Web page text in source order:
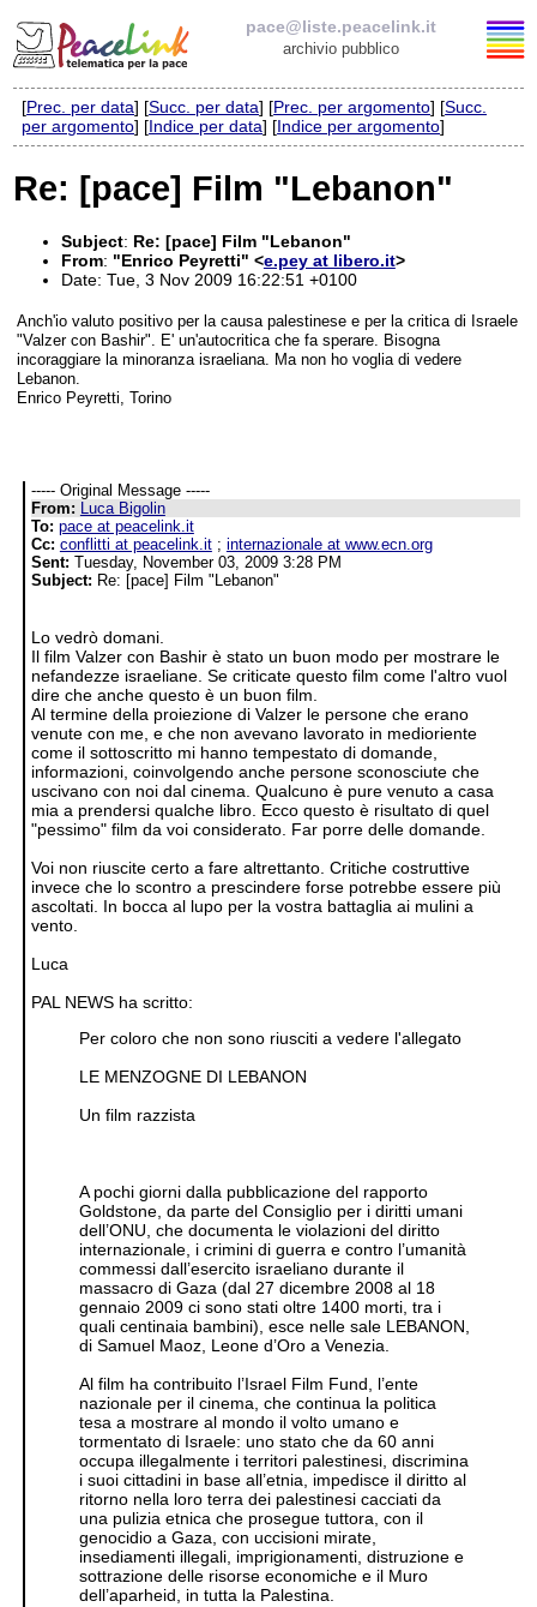
pace@liste.peacelink.it
archivio pubblico
Elenco delle liste
Policy delle liste di PeaceLink
Informativa sulla privacy
Richieste di rimozione
[Prec. per data] [Succ. per data] [Prec. per argomento] [Succ.
per argomento] [Indice per data] [Indice per argomento]
Re: [pace] Film "Lebanon"
Subject: Re: [pace] Film "Lebanon"
From: "Enrico Peyretti" <e.pey at libero.it>
Date: Tue, 3 Nov 2009 16:22:51 +0100
Anch'io valuto positivo per la causa palestinese e per la critica di Israele
"Valzer con Bashir". E' un'autocritica che fa sperare. Bisogna
incoraggiare la minoranza israeliana. Ma non ho voglia di vedere
Lebanon.
Enrico Peyretti, Torino
----- Original Message -----
From:
Luca Bigolin
To: pace at peacelink.it
Cc: conflitti at peacelink.it; internazionale at www.ecn.org
Sent: Tuesday, November 03, 2009 3:28 PM
Subject: Re: [pace] Film "Lebanon"
Lo vedrò domani.
Il film Valzer con Bashir è stato un buon modo per mostrare le
nefandezze israeliane. Se criticate questo film come l'altro vuol
dire che anche questo è un buon film.
Al termine della proiezione di Valzer le persone che erano
venute con me, e che non avevano lavorato in medioriente
come il sottoscritto mi hanno tempestato di domande,
informazioni, coinvolgendo anche persone sconosciute che
uscivano con noi dal cinema. Qualcuno è pure venuto a casa
mia a prendersi qualche libro. Ecco questo è risultato di quel
"pessimo" film da voi considerato. Far porre delle domande.
Voi non riuscite certo a fare altrettanto. Critiche costruttive
invece che lo scontro a prescindere forse potrebbe essere più
ascoltati. In bocca al lupo per la vostra battaglia ai mulini a
vento.
Luca
PAL NEWS ha scritto:
Per coloro che non sono riusciti a vedere l'allegato
LE MENZOGNE DI LEBANON
Un film razzista
A pochi giorni dalla pubblicazione del rapporto
Goldstone, da parte del Consiglio per i diritti umani
dell’ONU, che documenta le violazioni del diritto
internazionale, i crimini di guerra e contro l’umanità
commessi dall’esercito israeliano durante il
massacro di Gaza (dal 27 dicembre 2008 al 18
gennaio 2009 ci sono stati oltre 1400 morti, tra i
quali centinaia bambini), esce nelle sale LEBANON,
di Samuel Maoz, Leone d’Oro a Venezia.
Al film ha contribuito l’Israel Film Fund, l’ente
nazionale per il cinema, che continua la politica
tesa a mostrare al mondo il volto umano e
tormentato di Israele: uno stato che da 60 anni
occupa illegalmente i territori palestinesi, discrimina
i suoi cittadini in base all’etnia, impedisce il diritto al
ritorno nella loro terra dei palestinesi cacciati da
una pulizia etnica che prosegue tuttora, con il
genocidio a Gaza, con uccisioni mirate,
insediamenti illegali, imprigionamenti, distruzione e
sottrazione delle risorse economiche e il Muro
dell’aparheid, in tutta la Palestina.